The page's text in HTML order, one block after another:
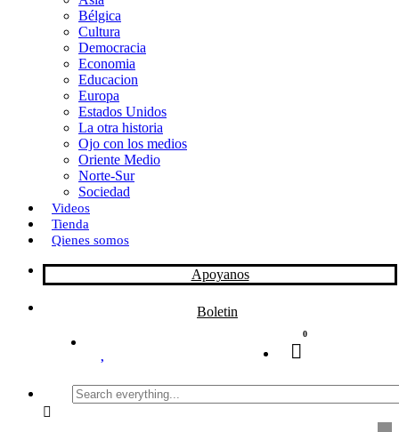
i
r
Bélgica
Cultura
Democracia
Economia
Educacion
Europa
Estados Unidos
La otra historia
Ojo con los medios
Oriente Medio
Norte-Sur
Sociedad
Videos
Tienda
Qienes somos
Apoyanos
Boletin
0
Search
everything...